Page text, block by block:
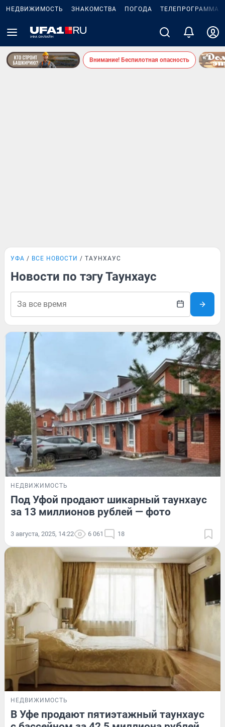
НЕДВИЖИМОСТЬ ЗНАКОМСТВА ПОГОДА ТЕЛЕПРОГРАММА
Внимание! Беспилотная опасность
УФА ВСЕ НОВОСТИ ТАУНХАУС
Новости по тэгу Таунхаус
НЕДВИЖИМОСТЬ
Под Уфой продают шикарный таунхаус
за 13 миллионов рублей — фото
3 августа, 2025, 14:22 6 061 18
НЕДВИЖИМОСТЬ
В Уфе продают пятиэтажный таунхаус